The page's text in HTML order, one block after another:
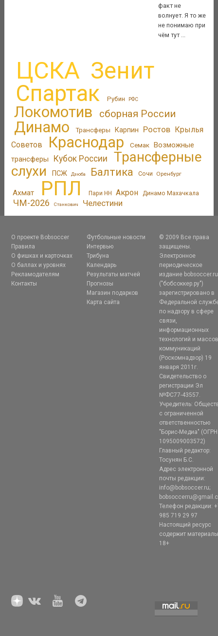
факт не
волнует. Я то же
не понимаю при
чём тут ...
ЦСКА Зенит
Спартак Рубин РФС
Локомотив сборная России
Динамо Трансферы Карпин Ростов Крылья
Советов
Краснодар Семак Возможные
трансферы
Кубок России
Трансферные
слухи
ПСЖ Дзюба Балтика Сочи Оренбург
Ахмат РПЛ Пари НН Акрон Динамо Махачкала
ЧМ-2026 Станкович Челестини
О проекте Bobsoccer
Правила
О фишках и карточках
О баллах и уровнях
Рекламодателям
Контакты
Футбольные новости
Интервью
Трибуна
Календарь
Результаты матчей
Прогнозы
Магазин подарков
Карта сайта
© 2009 Все права
защищены.
Электронное
периодическое
издание bobsoccer.ru
("бобсоккер.ру")
зарегистрировано в
Федеральной
по надзору в сфере
связи,
информационных
технологий и
коммуникаций
(Роскомнадзор) 19
января 2011г.
Свидетельство о
регистрации Эл
№ФС77-43557.
Учредитель:
с ограниченной
ответственностью
"Борис-Медиа" (ОГРН
1095009003572)
Главный редактор:
Тосунян Б.С.
Адрес электронной
почты редакции:
info@bobsoccer.ru;
Телефон редакции:
985 719 29 97
Настоящий ресурс
содержит
18+